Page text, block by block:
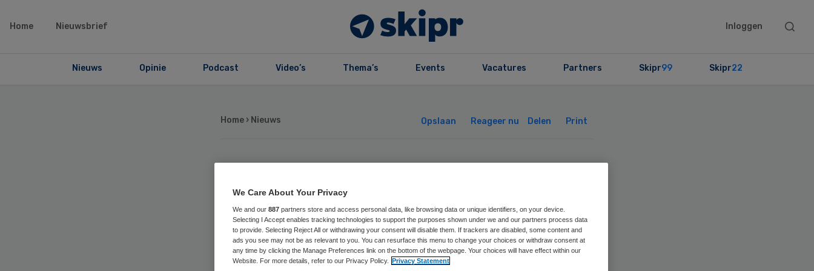
Home Nieuwsbrief Inloggen
Search
Nieuws Opinie Podcast Video’s Thema’s Events Vacatures Partners Skipr99 Skipr22
Home › Nieuws Opslaan Reageer nu Delen Print
Meander MC biedt
innovatie onderdak
We Care About Your Privacy
We and our 887 partners store and access personal data, like browsing data or unique identifiers, on your device.
Selecting I Accept enables tracking technologies to support the purposes shown under we and our partners process data
to provide. Selecting Reject All or withdrawing your consent will disable them. If trackers are disabled, some content and
ads you see may not be as relevant to you. You can resurface this menu to change your choices or withdraw consent at
any time by clicking the Manage Preferences link on the bottom of the webpage. Your choices will have effect within our
Website. For more details, refer to our Privacy Policy. Privacy Statement